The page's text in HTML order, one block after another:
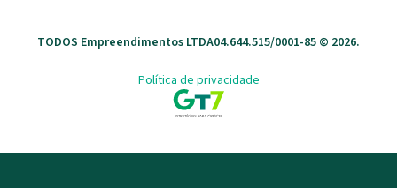
TODOS Empreendimentos LTDA04.644.515/0001-85 © 2026.
Política de privacidade